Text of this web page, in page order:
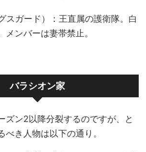
スガード）：王直属の護衛隊。白
メンバーは妻帯禁止。
バラシオン家
ズン2以降分裂するのですが、と
べき人物は以下の通り。